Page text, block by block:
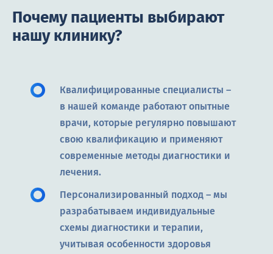
Почему пациенты выбирают
нашу клинику?
Квалифицированные специалисты –
в нашей команде работают опытные
врачи, которые регулярно повышают
свою квалификацию и применяют
современные методы диагностики и
лечения.
Персонализированный подход – мы
разрабатываем индивидуальные
схемы диагностики и терапии,
учитывая особенности здоровья